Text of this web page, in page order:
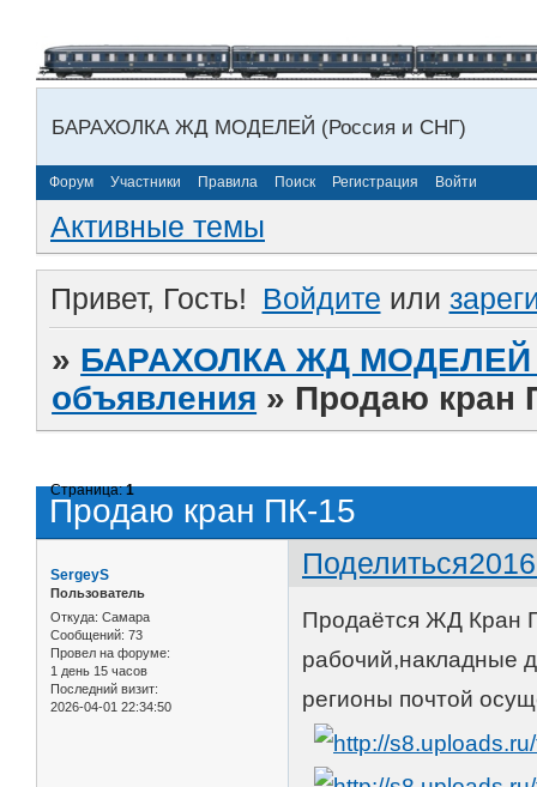
БАРАХОЛКА ЖД МОДЕЛЕЙ (Россия и СНГ)
Форум Участники Правила Поиск Регистрация Войти
Активные темы
Привет, Гость! Войдите или
» БАРАХОЛКА ЖД МОДЕЛЕЙ
объявления » Продаю кран
Продаю кран ПК-15
Страница:1
Поделиться
SergeyS
Пользователь
Откуда: Самара
Сообщений: 73
Провел на форуме:
1 день 15 часов
Последний визит:
2026-04-01 22:34:50
Продаётся ЖД Кран
рабочий,накладные
регионы почтой